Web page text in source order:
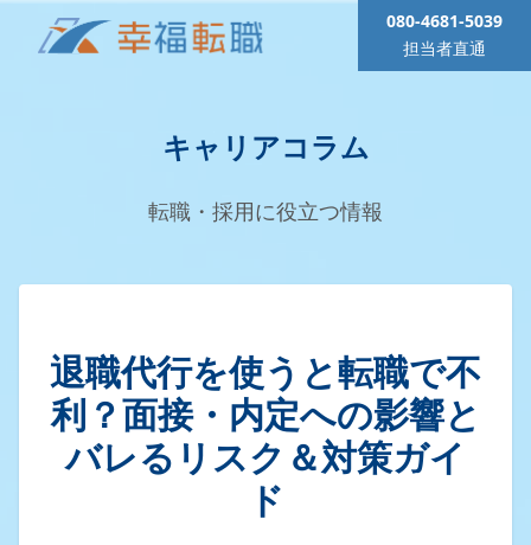
080-4681-5039
担当者直通
キャリアコラム
転職・採用に役立つ情報
退職代行を使うと転職で不
利？面接・内定への影響と
バレるリスク＆対策ガイ
ド